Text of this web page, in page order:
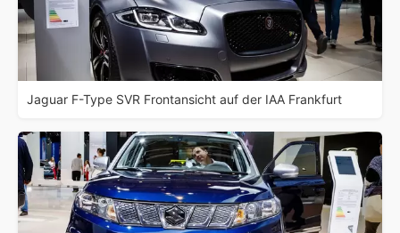
Jaguar F-Type SVR Frontansicht auf der IAA Frankfurt